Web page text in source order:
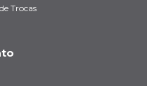
Trocas